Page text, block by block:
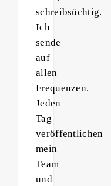
schreibsüchtig.
Ich
sende
auf
allen
Frequenzen.
Jeden
Tag
veröffentlichen
mein
Team
und